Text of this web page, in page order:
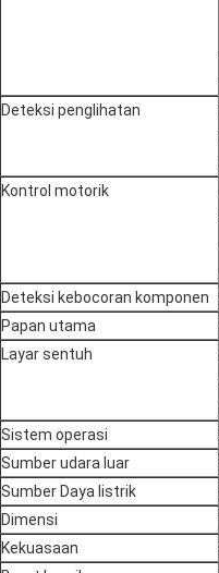
Deteksi penglihatan
Kontrol motorik
Deteksi kebocoran komponen
Papan utama
Layar sentuh
Sistem operasi
Sumber udara luar
Sumber Daya listrik
Dimensi
Kekuasaan